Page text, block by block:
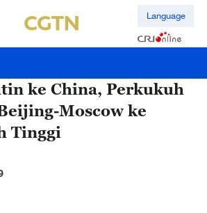
Language
ke China, Perkukuh
Moscow ke
Tinggi